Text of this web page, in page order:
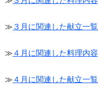
≫ ３月に関連した献立一覧
≫ ４月に関連した料理内容
≫ ４月に関連した献立一覧